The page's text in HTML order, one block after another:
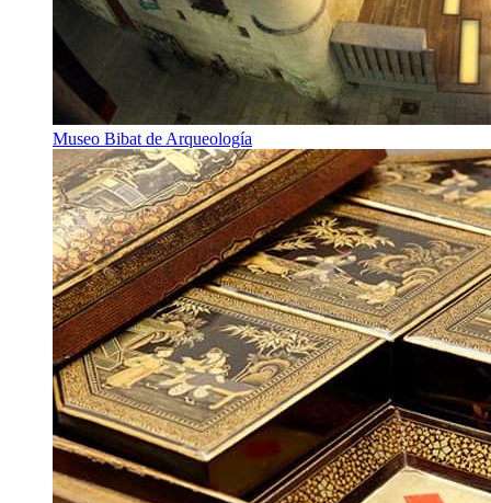
Museo Bibat de Arqueología